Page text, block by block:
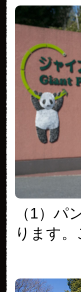
（1）パ
ります。